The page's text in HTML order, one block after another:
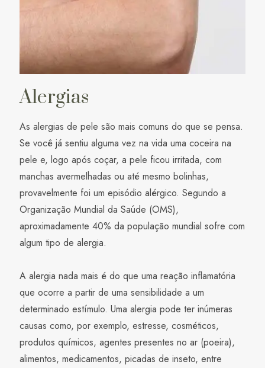
Alergias
As alergias de pele são mais comuns do que se pensa.
Se você já sentiu alguma vez na vida uma coceira na
pele e, logo após coçar, a pele ficou irritada, com
manchas avermelhadas ou até mesmo bolinhas,
provavelmente foi um episódio alérgico. Segundo a
Organização Mundial da Saúde (OMS),
aproximadamente 40% da população mundial sofre com
algum tipo de alergia.
A alergia nada mais é do que uma reação inflamatória
que ocorre a partir de uma sensibilidade a um
determinado estímulo. Uma alergia pode ter inúmeras
causas como, por exemplo, estresse, cosméticos,
produtos químicos, agentes presentes no ar (poeira),
alimentos, medicamentos, picadas de inseto, entre